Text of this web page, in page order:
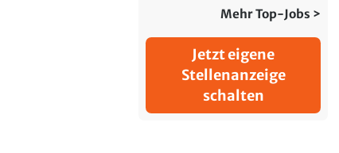
Mehr Top-Jobs >
Jetzt eigene
Stellenanzeige
schalten